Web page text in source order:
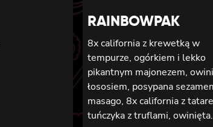
RAINBOWPAK
8x california z krewetką w
tempurze, ogórkiem i lekko
pikantnym majonezem,
łososiem, posypana
masago, 8x california z
tuńczyka z truflami, owinięta